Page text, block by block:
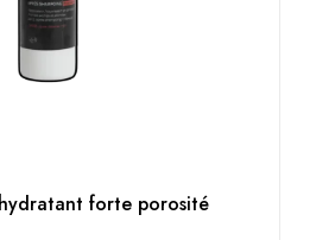
forte porosité